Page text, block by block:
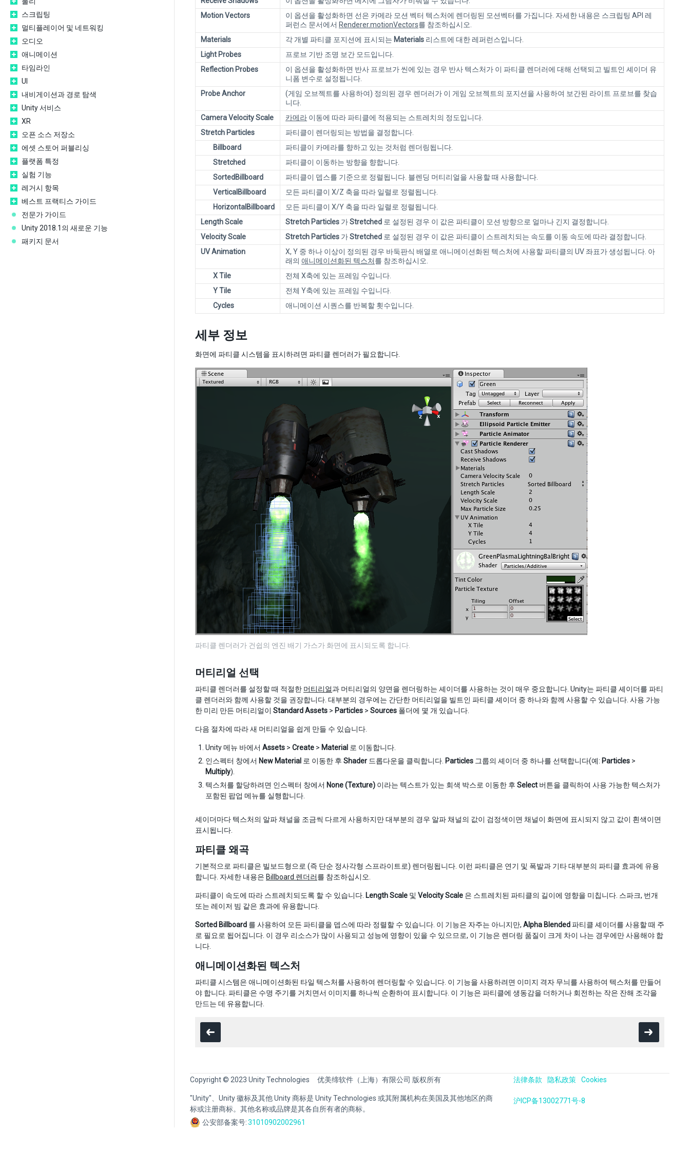
스크립팅
멀티플레이어 및 네트워킹
오디오
애니메이션
타임라인
UI
내비게이션과 경로 탐색
Unity 서비스
XR
오픈 소스 저장소
에셋 스토어 퍼블리싱
플랫폼 특정
실험 기능
레거시 항목
베스트 프랙티스 가이드
전문가 가이드
Unity 2018.1의 새로운 기능
패키지 문서
Motion Vectors
이 옵션을 활성화하면 선은 카메라 모션 벡터 텍스처에 렌더링된 모션벡터를 가집니다. 자세한 내용은 스크립팅 API 레
퍼런스 문서에서 Renderer.motionVectors를 참조하십시오.
Materials
각 개별 파티클 포지션에 표시되는 Materials 리스트에 대한 레퍼런스입니다.
Light Probes
프로브 기반 조명 보간 모드입니다.
Reflection Probes
이 옵션을 활성화하면 반사 프로브가 씬에 있는 경우 반사 텍스처가 이 파티클 렌더러에 대해 선택되고 빌트인 셰이더 유
니폼 변수로 설정됩니다.
Probe Anchor
(게임 오브젝트를 사용하여) 정의된 경우 렌더러가 이 게임 오브젝트의 포지션을 사용하여 보간된 라이트 프로브를 찾습
니다.
Camera Velocity Scale
카메라 이동에 따라 파티클에 적용되는 스트레치의 정도입니다.
Stretch Particles
파티클이 렌더링되는 방법을 결정합니다.
Billboard
파티클이 카메라를 향하고 있는 것처럼 렌더링됩니다.
Stretched
파티클이 이동하는 방향을 향합니다.
SortedBillboard
파티클이 뎁스를 기준으로 정렬됩니다. 블렌딩 머티리얼을 사용할 때 사용합니다.
VerticalBillboard
모든 파티클이 X/Z 축을 따라 일렬로 정렬됩니다.
HorizontalBillboard
모든 파티클이 X/Y 축을 따라 일렬로 정렬됩니다.
Length Scale
Stretch Particles 가Stretched 로 설정된 경우 이 값은 파티클이 모션 방향으로 얼마나 긴지 결정합니다.
Velocity Scale
Stretch Particles 가Stretched 로 설정된 경우 이 값은 파티클이 스트레치되는 속도를 이동 속도에 따라 결정합니다.
UV Animation
X, Y 중 하나 이상이 정의된 경우 바둑판식 배열로 애니메이션화된 텍스처에 사용할 파티클의 UV 좌표가 생성됩니다. 아
래의 애니메이션화된 텍스처를 참조하십시오.
X Tile
전체 X축에 있는 프레임 수입니다.
Y Tile
전체 Y축에 있는 프레임 수입니다.
Cycles
애니메이션 시퀀스를 반복할 횟수입니다.
세부 정보
화면에 파티클 시스템을 표시하려면 파티클 렌더러가 필요합니다.
파티클 렌더러가 건쉽의 엔진 배기 가스가 화면에 표시되도록 합니다.
머티리얼 선택
파티클 렌더러를 설정할 때 적절한 머티리얼과 머티리얼의 양면을 렌더링하는 셰이더를 사용하는 것이 매우 중요합니다. Unity는 파티클 셰이더를 파티
클 렌더러와 함께 사용할 것을 권장합니다. 대부분의 경우에는 간단한 머티리얼을 빌트인 파티클 셰이더 중 하나와 함께 사용할 수 있습니다. 사용 가능
한 미리 만든 머티리얼이 Standard Assets > Particles > Sources 폴더에 몇 개 있습니다.
다음 절차에 따라 새 머티리얼을 쉽게 만들 수 있습니다.
Unity 메뉴 바에서 Assets > Create > Material 로 이동합니다.
인스펙터 창에서 New Material 로 이동한 후 Shader 드롭다운을 클릭합니다. Particles 그룹의 셰이더 중 하나를 선택합니다(예: Particles >
Multiply).
텍스처를 할당하려면 인스펙터 창에서 None (Texture) 이라는 텍스트가 있는 회색 박스로 이동한 후 Select 버튼을 클릭하여 사용 가능한 텍스처가
포함된 팝업 메뉴를 실행합니다.
셰이더마다 텍스처의 알파 채널을 조금씩 다르게 사용하지만 대부분의 경우 알파 채널의 값이 검정색이면 채널이 화면에 표시되지 않고 값이 흰색이면
표시됩니다.
파티클 왜곡
기본적으로 파티클은 빌보드형으로 (즉 단순 정사각형 스프라이트로) 렌더링됩니다. 이런 파티클은 연기 및 폭발과 기타 대부분의 파티클 효과에 유용
합니다. 자세한 내용은 Billboard 렌더러를 참조하십시오.
파티클이 속도에 따라 스트레치되도록 할 수 있습니다. Length Scale 및 Velocity Scale 은 스트레치된 파티클의 길이에 영향을 미칩니다. 스파크, 번개
또는 레이저 빔 같은 효과에 유용합니다.
Sorted Billboard 를 사용하여 모든 파티클을 뎁스에 따라 정렬할 수 있습니다. 이 기능은 자주는 아니지만, Alpha Blended파티클 셰이더를 사용할 때 주
로 필요로 됩어집니다. 이 경우 리소스가 많이 사용되고 성능에 영향이 있을 수 있으므로, 이 기능은 렌더링 품질이 크게 차이 나는 경우에만 사용해야 합
니다.
애니메이션화된 텍스처
파티클 시스템은 애니메이션화된 타일 텍스처를 사용하여 렌더링할 수 있습니다. 이 기능을 사용하려면 이미지 격자 무늬를 사용하여 텍스처를 만들어
야 합니다. 파티클은 수명 주기를 거치면서 이미지를 하나씩 순환하여 표시합니다. 이 기능은 파티클에 생동감을 더하거나 회전하는 작은 잔해 조각을
만드는 데 유용합니다.
Copyright © 2023 Unity Technologies 优美缔软件（上海）有限公司 版权所有
"Unity"、Unity 徽标及其他 Unity 商标是 Unity Technologies 或其附属机构在美国及其他地区的商
标或注册商标。其他名称或品牌是其各自所有者的商标。
公安部备案号:31010902002961
法律条款 隐私政策 Cookies
沪ICP备13002771号-8